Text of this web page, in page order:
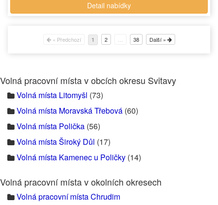
Detail nabídky
« Předchozí 1 2 38 Další »
Volná pracovní místa v obcích okresu Svitavy
Volná místa Litomyšl (73)
Volná místa Moravská Třebová (60)
Volná místa Polička (56)
Volná místa Široký Důl (17)
Volná místa Kamenec u Poličky (14)
Volná pracovní místa v okolních okresech
Volná pracovní místa Chrudim